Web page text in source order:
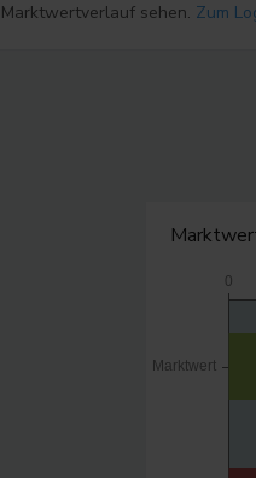
sehen. Zum